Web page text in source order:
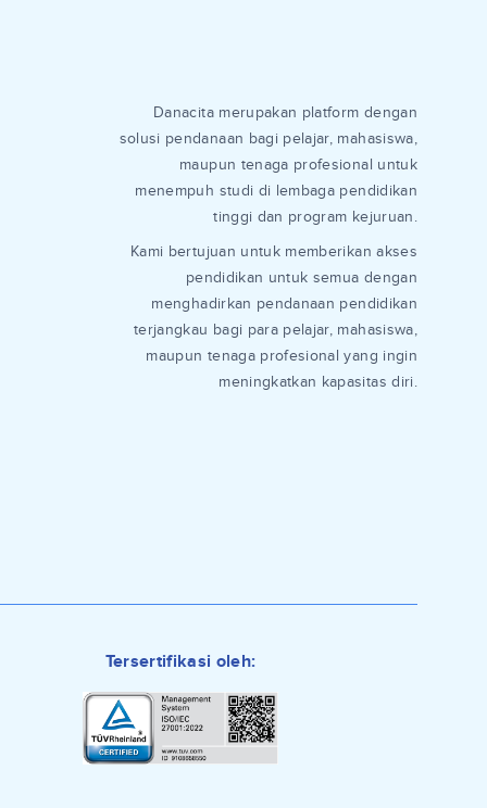
Danacita merupakan platform dengan
solusi pendanaan bagi pelajar, mahasiswa,
maupun tenaga profesional untuk
menempuh studi di lembaga pendidikan
tinggi dan program kejuruan.
Kami bertujuan untuk memberikan akses
pendidikan untuk semua dengan
menghadirkan pendanaan pendidikan
terjangkau bagi para pelajar, mahasiswa,
maupun tenaga profesional yang ingin
meningkatkan kapasitas diri.
Tersertifikasi oleh: